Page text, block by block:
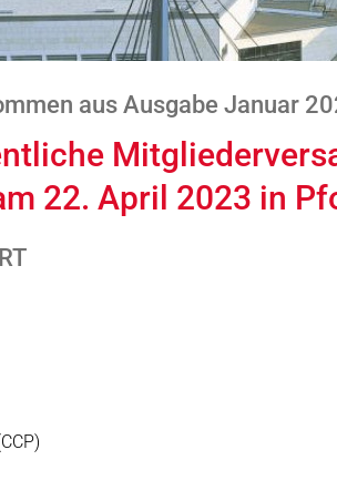
aus Ausgabe Januar
22. April 2023 in